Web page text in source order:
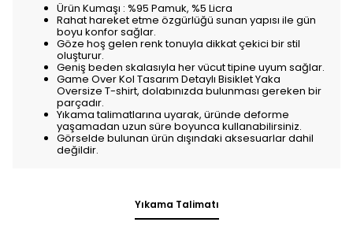
Ürün Kumaşı : %95 Pamuk, %5 Licra
Rahat hareket etme özgürlüğü sunan yapısı ile gün
boyu konfor sağlar.
Göze hoş gelen renk tonuyla dikkat çekici bir stil
oluşturur.
Geniş beden skalasıyla her vücut tipine uyum sağlar.
Game Over Kol Tasarım Detaylı Bisiklet Yaka
Oversize T-shirt, dolabınızda bulunması gereken bir
parçadır.
Yıkama talimatlarına uyarak, üründe deforme
yaşamadan uzun süre boyunca kullanabilirsiniz.
Görselde bulunan ürün dışındaki aksesuarlar dahil
değildir.
Yıkama Talimatı